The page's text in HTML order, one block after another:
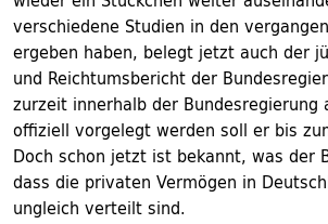
verschiedene Studien in den
ergeben haben, belegt jetzt auch der
und Reichtumsbericht der
zurzeit innerhalb der Bundesregierung
offiziell vorgelegt werden soll er bis
Doch schon jetzt ist bekannt, was der
dass die privaten Vermögen in
ungleich verteilt sind.